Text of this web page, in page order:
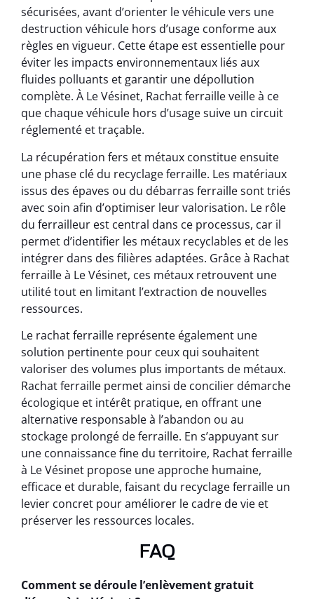
sécurisées, avant d’orienter le véhicule vers une
destruction véhicule hors d’usage conforme aux
règles en vigueur. Cette étape est essentielle pour
éviter les impacts environnementaux liés aux
fluides polluants et garantir une dépollution
complète. À Le Vésinet, Rachat ferraille veille à ce
que chaque véhicule hors d’usage suive un circuit
réglementé et traçable.
La récupération fers et métaux constitue ensuite
une phase clé du recyclage ferraille. Les matériaux
issus des épaves ou du débarras ferraille sont triés
avec soin afin d’optimiser leur valorisation. Le rôle
du ferrailleur est central dans ce processus, car il
permet d’identifier les métaux recyclables et de les
intégrer dans des filières adaptées. Grâce à Rachat
ferraille à Le Vésinet, ces métaux retrouvent une
utilité tout en limitant l’extraction de nouvelles
ressources.
Le rachat ferraille représente également une
solution pertinente pour ceux qui souhaitent
valoriser des volumes plus importants de métaux.
Rachat ferraille permet ainsi de concilier démarche
écologique et intérêt pratique, en offrant une
alternative responsable à l’abandon ou au
stockage prolongé de ferraille. En s’appuyant sur
une connaissance fine du territoire, Rachat ferraille
à Le Vésinet propose une approche humaine,
efficace et durable, faisant du recyclage ferraille un
levier concret pour améliorer le cadre de vie et
préserver les ressources locales.
FAQ
Comment se déroule l’enlèvement gratuit